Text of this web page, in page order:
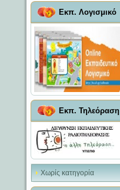
Εκπ. Λογισμικό
Εκπ. Τηλεόραση
Χωρίς κατηγορία